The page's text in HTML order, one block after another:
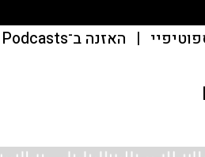
| האזנה ב־Apple Podcasts